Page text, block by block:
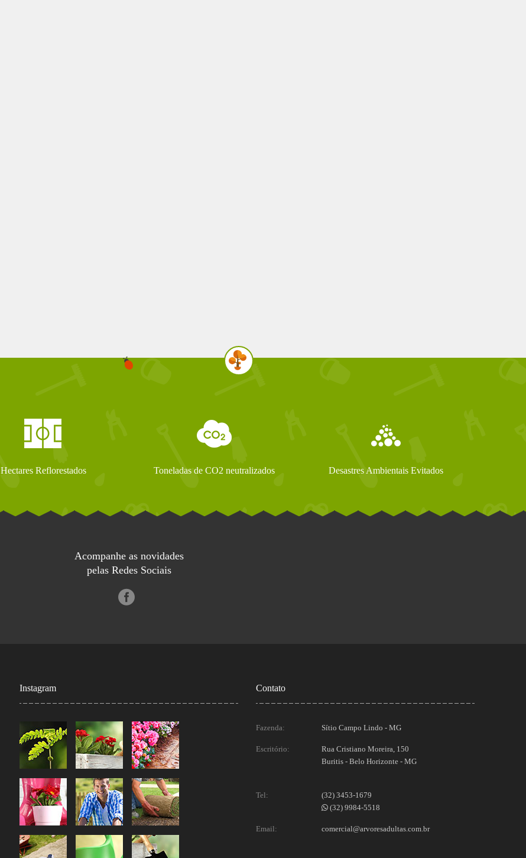
Hectares Reflorestados Toneladas de CO2 neutralizados Desastres Ambientais Evitados
Acompanhe as novidades
pelas Redes Sociais
Instagram Contato
Fazenda: Sítio Campo Lindo - MG
Escritório:
Rua Cristiano Moreira, 150
Buritis - Belo Horizonte - MG
Tel:
(32) 3453-1679
(32) 9984-5518
Email: comercial@arvoresadultas.com.br